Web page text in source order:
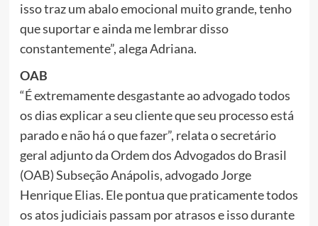
isso traz um abalo emocional muito grande, tenho
que suportar e ainda me lembrar disso
constantemente”, alega Adriana.
OAB
“É extremamente desgastante ao advogado todos
os dias explicar a seu cliente que seu processo está
parado e não há o que fazer”, relata o secretário
geral adjunto da Ordem dos Advogados do Brasil
(OAB) Subseção Anápolis, advogado Jorge
Henrique Elias. Ele pontua que praticamente todos
os atos judiciais passam por atrasos e isso durante